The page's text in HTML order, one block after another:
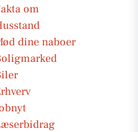
om
dine naboer